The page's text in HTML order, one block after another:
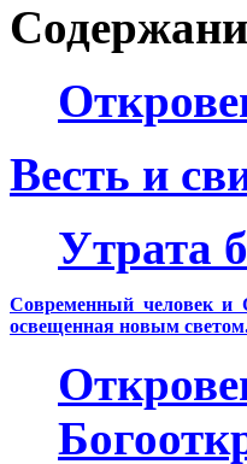
Весть и
Утрата
Современный человек и
освещенная новым